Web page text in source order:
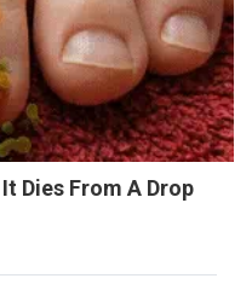
Dies From A Drop